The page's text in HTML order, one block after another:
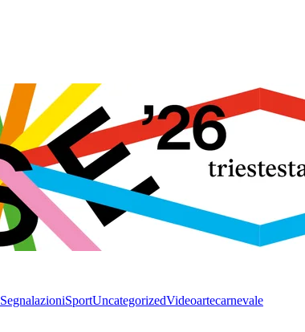
SegnalazioniSportUncategorizedVideoartecarnevale